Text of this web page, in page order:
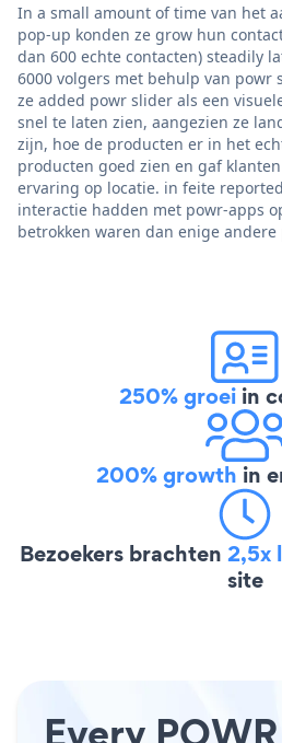
In a small amount of time van het
pop-up konden ze grow hun
dan 600 echte contacten) steadily
6000 volgers met behulp van powr
ze added powr slider als een
snel te laten zien, aangezien ze
zijn, hoe de producten er in het
producten goed zien en gaf
ervaring op locatie. in feite
interactie hadden met powr-apps
betrokken waren dan enige
250% groei in
200% growth in
Bezoekers brachten 2,5x
site